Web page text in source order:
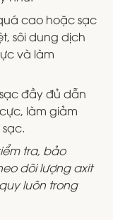
cao hoặc sạc
sôi dung dịch
và làm
đầy đủ dẫn
làm giảm
tra, bảo
dõi lượng axit
luôn trong